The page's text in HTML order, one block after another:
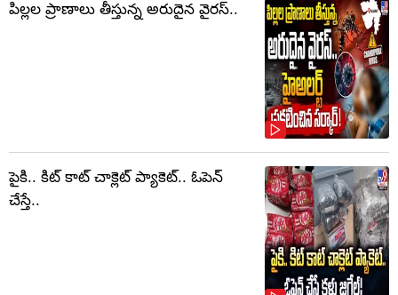
పిల్లల ప్రాణాలు తీస్తున్న అరుదైన వైరస్..
పైకి.. కిట్‌ కాట్‌ చాక్లెట్ ప్యాకెట్‌.. ఓపెన్‌
చేస్తే..